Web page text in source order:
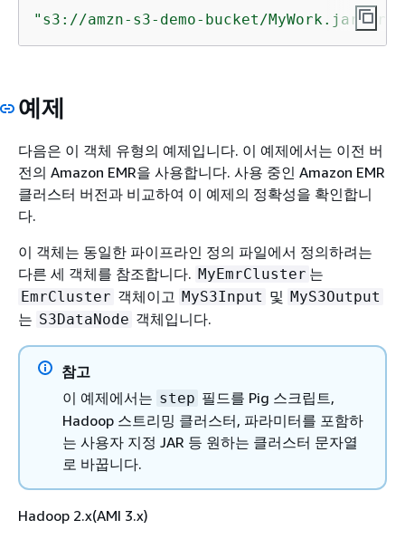
"s3://amzn-s3-demo-bucket/
예제
다음은 이 객체 유형의 예제입니다. 이 예제에서는 이전 버
전의 Amazon EMR을 사용합니다. 사용 중인 Amazon EMR
클러스터 버전과 비교하여 이 예제의 정확성을 확인합니
다.
이 객체는 동일한 파이프라인 정의 파일에서 정의하려는
다른 세 객체를 참조합니다. MyEmrCluster 는
EmrCluster 객체이고 MyS3Input 및 MyS3Output
는 S3DataNode 객체입니다.
참고
이 예제에서는 step 필드를 Pig 스크립트,
Hadoop 스트리밍 클러스터, 파라미터를 포함하
는 사용자 지정 JAR 등 원하는 클러스터 문자열
로 바꿉니다.
Hadoop 2.x(AMI 3.x)